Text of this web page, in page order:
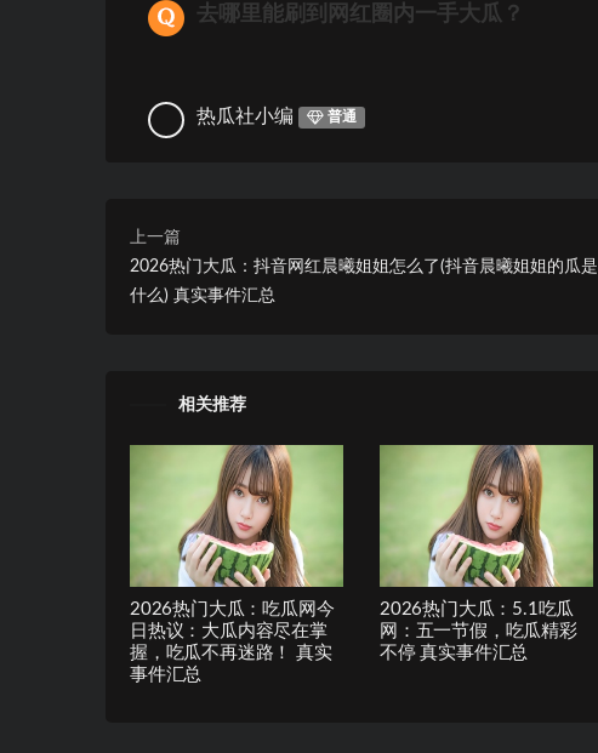
去哪里能刷到网红圈内一手大瓜？
热瓜社小编 普通
上一篇
2026热门大瓜：抖音网红晨曦姐姐怎么了(抖音晨曦姐姐的瓜是
什么) 真实事件汇总
相关推荐
2026热门大瓜：吃瓜网今
日热议：大瓜内容尽在掌
握，吃瓜不再迷路！ 真实
事件汇总
2026热门大瓜：5.1吃瓜
网：五一节假，吃瓜精彩
不停 真实事件汇总